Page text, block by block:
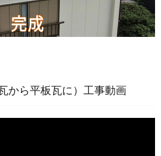
から平板瓦に）工事動画